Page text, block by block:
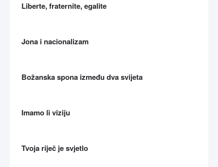
Liberte, fraternite, egalite
Jona i nacionalizam
Božanska spona između dva svijeta
Imamo li viziju
Tvoja riječ je svjetlo